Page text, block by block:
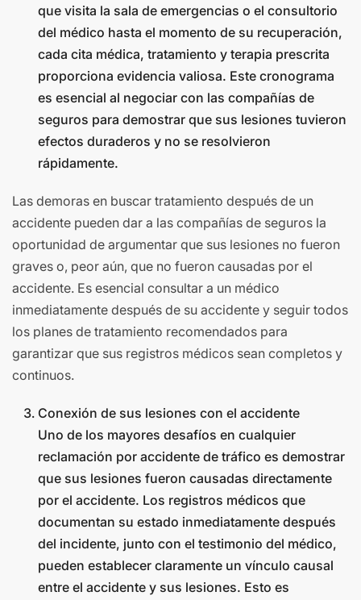
que visita la sala de emergencias o el consultorio
del médico hasta el momento de su recuperación,
cada cita médica, tratamiento y terapia prescrita
proporciona evidencia valiosa. Este cronograma
es esencial al negociar con las compañías de
seguros para demostrar que sus lesiones tuvieron
efectos duraderos y no se resolvieron
rápidamente.
Las demoras en buscar tratamiento después de un
accidente pueden dar a las compañías de seguros la
oportunidad de argumentar que sus lesiones no fueron
graves o, peor aún, que no fueron causadas por el
accidente. Es esencial consultar a un médico
inmediatamente después de su accidente y seguir todos
los planes de tratamiento recomendados para
garantizar que sus registros médicos sean completos y
continuos.
Conexión de sus lesiones con el accidente
Uno de los mayores desafíos en cualquier
reclamación por accidente de tráfico es demostrar
que sus lesiones fueron causadas directamente
por el accidente. Los registros médicos que
documentan su estado inmediatamente después
del incidente, junto con el testimonio del médico,
pueden establecer claramente un vínculo causal
entre el accidente y sus lesiones. Esto es